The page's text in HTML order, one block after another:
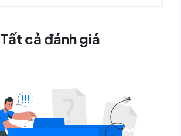
Tất cả đánh giá